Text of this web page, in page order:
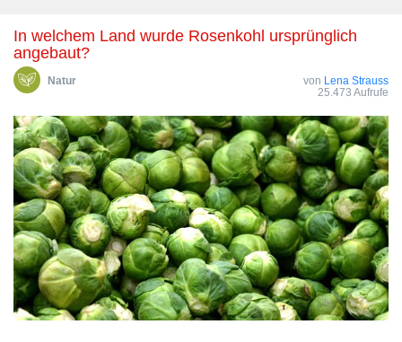
In welchem Land wurde Rosenkohl ursprünglich
angebaut?
Natur von Lena Strauss
25.473 Aufrufe